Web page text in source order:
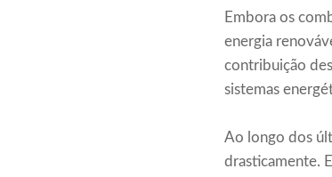
Embora os
energia
contribuição
sistemas
Ao longo dos
drasticamente.